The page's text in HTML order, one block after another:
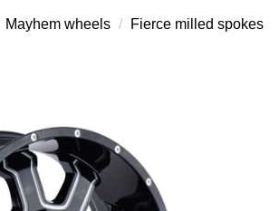
Mayhem wheels Fierce milled spokes